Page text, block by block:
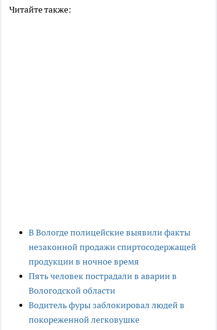
Читайте также:
В Вологде полицейские выявили факты
незаконной продажи спиртосодержащей
продукции в ночное время
Пять человек пострадали в аварии в
Вологодской области
Водитель фуры заблокировал людей в
покореженной легковушке